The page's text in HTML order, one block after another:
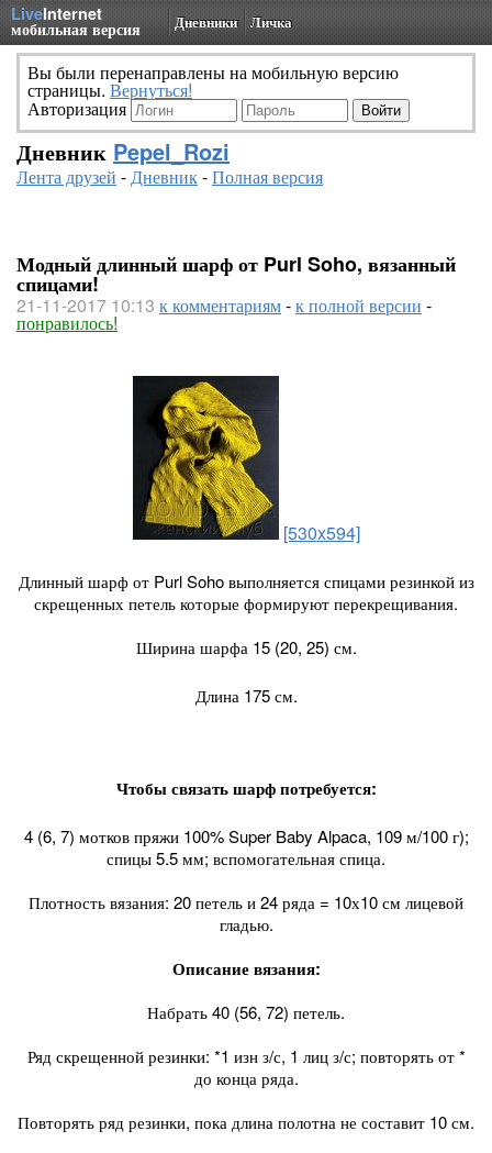
LiveInternet
мобильная версия Дневники Личка
Вы были перенаправлены на мобильную версию
страницы. Вернуться!
Авторизация
Дневник Pepel_Rozi
Лента друзей -Дневник-Полная версия
Модный длинный шарф от Purl Soho, вязанный
спицами!
21-11-2017 10:13 к комментариям-к полной версии -
понравилось!
[530x594]
Длинный шарф от Purl Soho выполняется спицами резинкой из
скрещенных петель которые формируют перекрещивания.
Ширина шарфа 15 (20, 25) см.
Длина 175 см.
Чтобы связать шарф потребуется:
4 (6, 7) мотков пряжи 100% Super Baby Alpaca, 109 м/100 г);
спицы 5.5 мм; вспомогательная спица.
Плотность вязания: 20 петель и 24 ряда = 10х10 см лицевой
гладью.
Описание вязания:
Набрать 40 (56, 72) петель.
Ряд скрещенной резинки: *1 изн з/с, 1 лиц з/с; повторять от *
до конца ряда.
Повторять ряд резинки, пока длина полотна не составит 10 см.